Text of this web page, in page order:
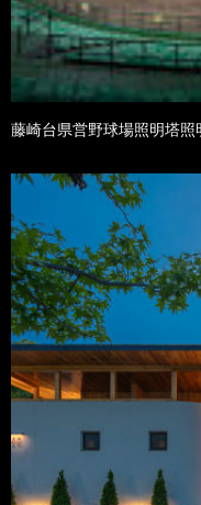
藤崎台県営野球場照明塔